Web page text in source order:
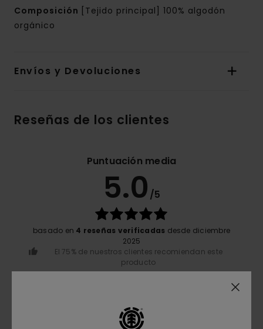
Composición
[Tejido principal] 100% algodón
orgánico
Envíos y Devoluciones
Reseñas de los clientes
Puntuación media
5.0 /5
basado en 4 reseñas verificadas desde diciembre
2025
El 75% de nuestros clientes recomiendan este
producto